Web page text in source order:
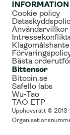
INFORMATION
Cookie policy
Användarvillkor
Bästa
Bittensor
Bitcoin.se
Safello labs
Wu-Tao
TAO ETP
Upphovsrätt © 2013-